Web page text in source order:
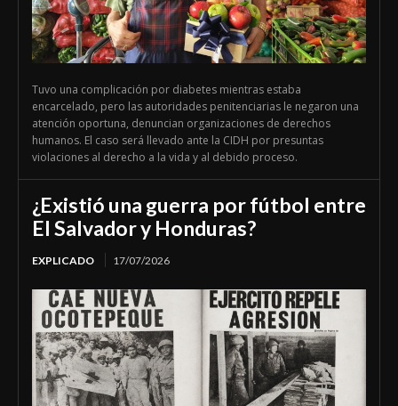
Tuvo una complicación por diabetes mientras estaba
encarcelado, pero las autoridades penitenciarias le negaron una
atención oportuna, denuncian organizaciones de derechos
humanos. El caso será llevado ante la CIDH por presuntas
violaciones al derecho a la vida y al debido proceso.
¿Existió una guerra por fútbol entre
El Salvador y Honduras?
EXPLICADO 17/07/2026